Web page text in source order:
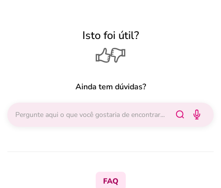
Isto foi útil?
Ainda tem dúvidas?
FAQ